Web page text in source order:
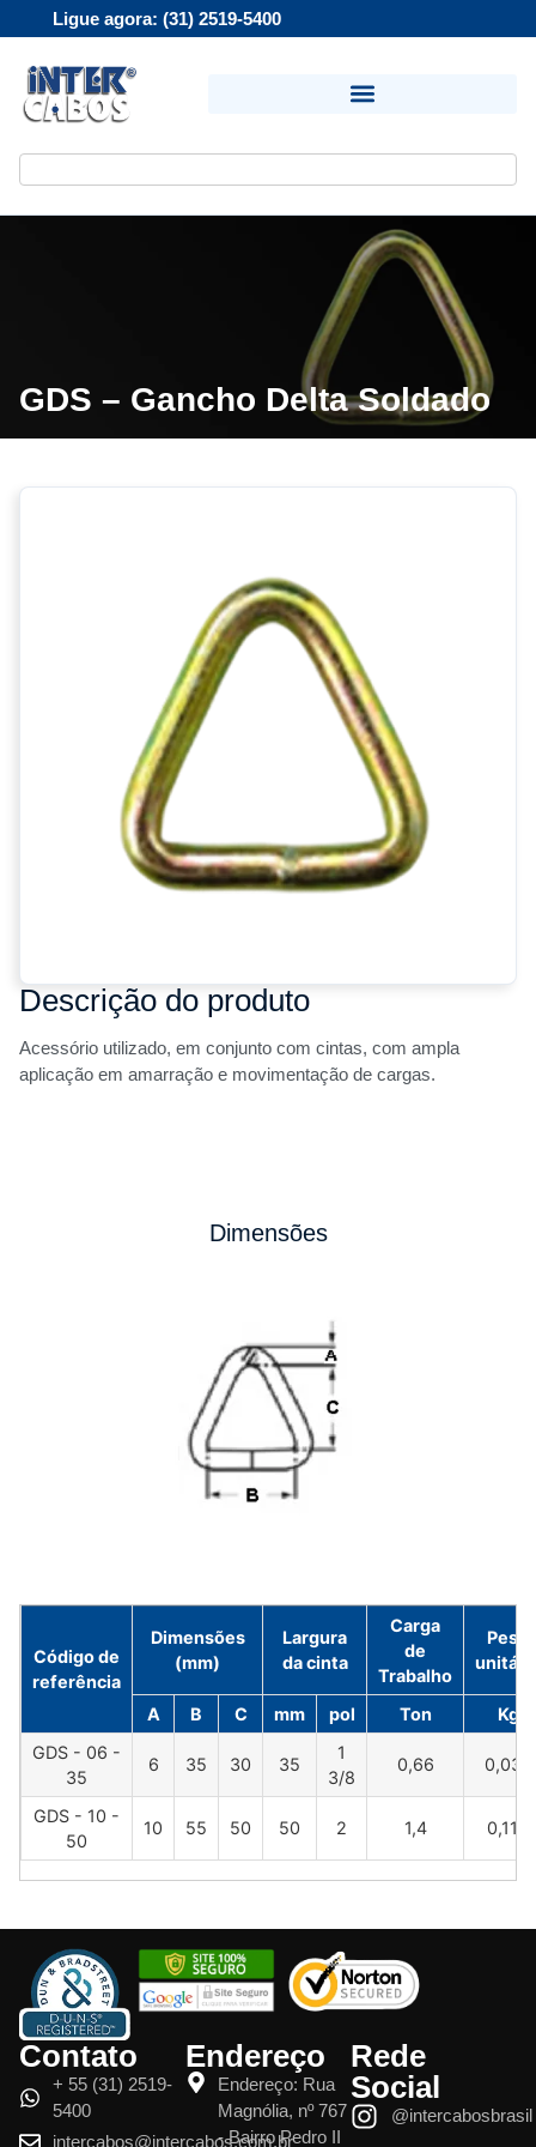
Ligue agora: (31) 2519-5400
GDS – Gancho Delta Soldado
Descrição do produto
Acessório utilizado, em conjunto com cintas, com ampla
aplicação em amarração e movimentação de cargas.
Dimensões
Código de
referência
Dimensões
(mm)
Largura
da cinta
Carga
de
Trabalho
Peso
A B C mm pol Ton
Kg
GDS - 06 -
35
6 35 30 35
1
3/8
0,66 0,032
GDS - 10 -
50
10 55 50 50 2 1,4 0,110
Contato
+ 55 (31) 2519-
5400
intercabos@intercabos.com.br
Endereço
Endereço: Rua
Magnólia, nº 767
- Bairro Pedro II
Rede
Social
@intercabosbrasil